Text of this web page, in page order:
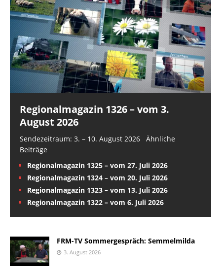
Regionalmagazin 1326 – vom 3.
August 2026
Sendezeitraum: 3. – 10. August 2026 Ähnliche
Beiträge
Regionalmagazin 1325 – vom 27. Juli 2026
Regionalmagazin 1324 – vom 20. Juli 2026
Regionalmagazin 1323 – vom 13. Juli 2026
Regionalmagazin 1322 – vom 6. Juli 2026
FRM-TV Sommergespräch: Semmelmilda
3. August 2026